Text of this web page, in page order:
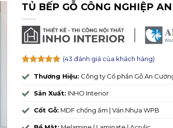
TỦ BẾP GỖ CÔNG NGHIỆP
dựa trên
(43 đánh giá của khách hàng)
Thương Hiệu: Công ty Cổ phần Gỗ An
Sản Xuất: INHO Interior
Cốt Gỗ: MDF chống ẩm | Ván Nhựa WPB